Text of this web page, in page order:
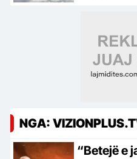
NGA:
“Betejë e